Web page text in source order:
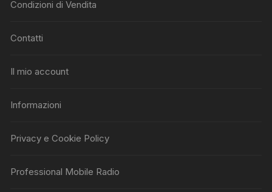
Condizioni di Vendita
Contatti
Il mio account
Informazioni
Privacy e Cookie Policy
Professional Mobile Radio